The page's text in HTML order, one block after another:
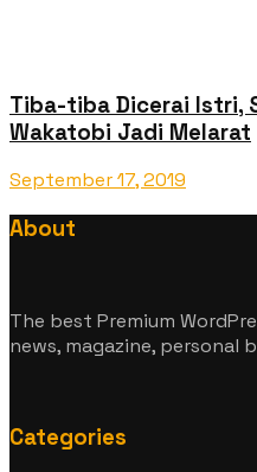
Tiba-tiba Dicerai Istri,
Wakatobi Jadi Melarat
September 17, 2019
About
The best Premium
news, magazine, personal
Categories